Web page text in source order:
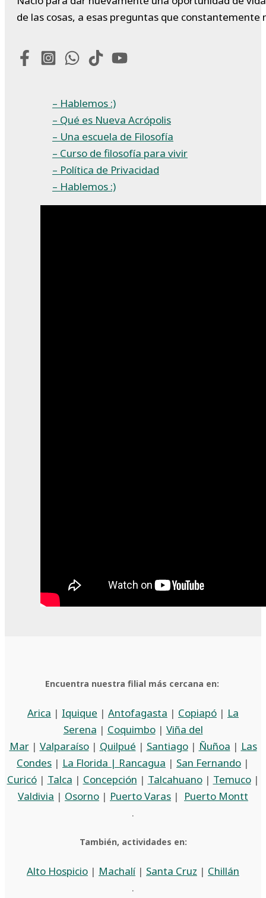
de las cosas, a esas preguntas que constantemente
– Hablemos :)
– Qué es Nueva Acrópolis
– Una escuela de Filosofía
– Curso de filosofía para vivir
– Política de Privacidad
– Hablemos :)
Encuentra nuestra filial más cercana en:
Arica | Iquique | Antofagasta | Copiapó | La
Serena | Coquimbo| Viña del
Mar| Valparaíso| Quilpué | Santiago| Ñuñoa | Las
Condes | La Florida | Rancagua | San Fernando |
Curicó| Talca | Concepción | Talcahuano| Temuco|
Valdivia | Osorno | Puerto Varas |
Puerto Montt
.
También, actividades en:
Alto Hospicio | Machalí | Santa Cruz | Chillán
.